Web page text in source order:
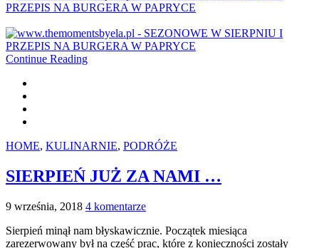
Continue Reading
HOME, KULINARNIE, PODRÓŻE
SIERPIEŃ JUŻ ZA NAMI …
9 września, 2018 4 komentarze
Sierpień minął nam błyskawicznie. Początek miesiąca
zarezerwowany był na część prac, które z konieczności zostały